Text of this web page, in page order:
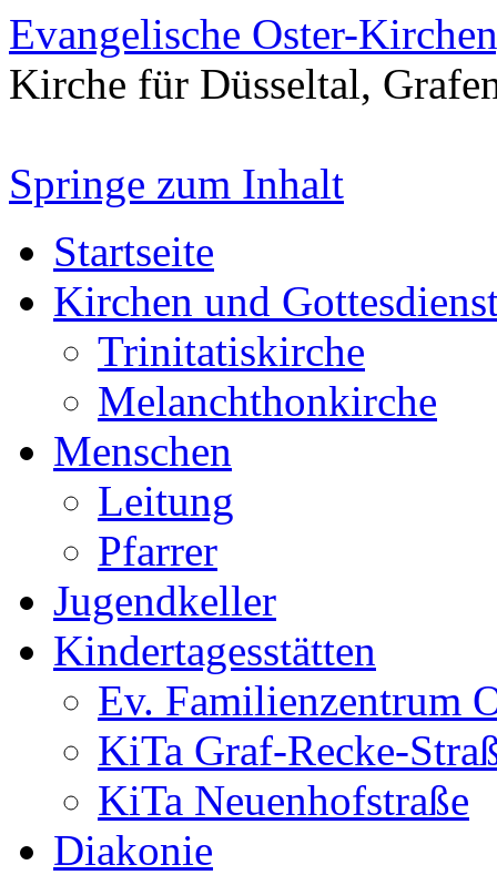
Evangelische Oster-
Kirche für Düsseltal,
Springe zum Inhalt
Startseite
Kirchen und
Trinitatiskirche
Melanchthonkirche
Menschen
Leitung
Pfarrer
Jugendkeller
Kindertagesstätten
Ev. Familienzentrum
KiTa Graf-Recke-
KiTa Neuenhofstraße
Diakonie